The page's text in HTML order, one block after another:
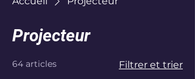
Projecteur
64 articles Filtrer et trier